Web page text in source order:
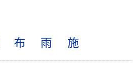
布 雨 施